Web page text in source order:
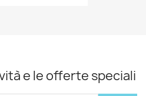
e le offerte speciali